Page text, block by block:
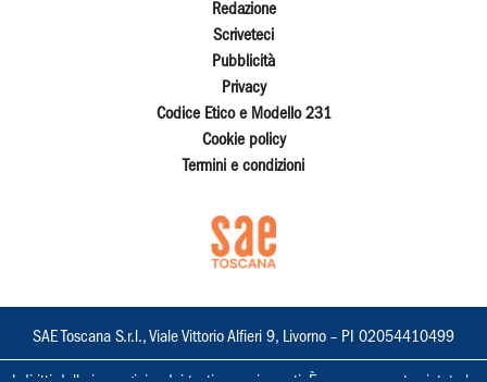
Redazione
Scriveteci
Pubblicità
Privacy
Codice Etico e Modello 231
Cookie policy
Termini e condizioni
SAE Toscana S.r.l., Viale Vittorio Alfieri 9, Livorno – PI 02054410499